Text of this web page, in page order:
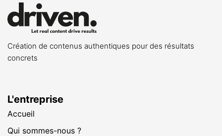
Création de contenus authentiques pour des résultats
concrets
L'entreprise
Accueil
Qui sommes-nous ?